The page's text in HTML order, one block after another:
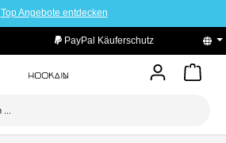
Top Angebote entdecken
PayPal Käuferschutz